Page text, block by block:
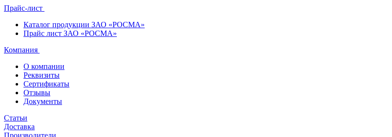
Прайс-лист
Каталог продукции ЗАО «РОСМА»
Прайс лист ЗАО «РОСМА»
Компания
О компании
Реквизиты
Сертификаты
Отзывы
Документы
Статьи
Доставка
Производители